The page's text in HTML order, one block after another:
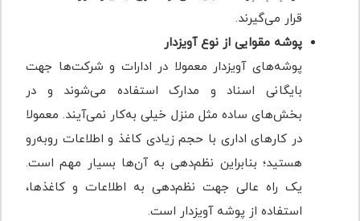
قرار می‌گیرند.
پوشه مقوایی از نوع آویزدار
پوشه‌های آویزدار معمولا در ادارات و شرکت‌ها جهت
بایگانی اسناد و مدارک استفاده می‌شوند و در
بخش‌های ساده مثل منزل خیلی به‌کار نمی‌آیند. معمولا
در کارهای اداری با حجم زیادی کاغذ و اطلاعات روبه‌رو
هستید؛ بنابراین نظم‌دهی به آن‌ها بسیار مهم است.
یک راه عالی جهت نظم‌دهی به اطلاعات و کاغذها،
استفاده از پوشه آویزدار است.